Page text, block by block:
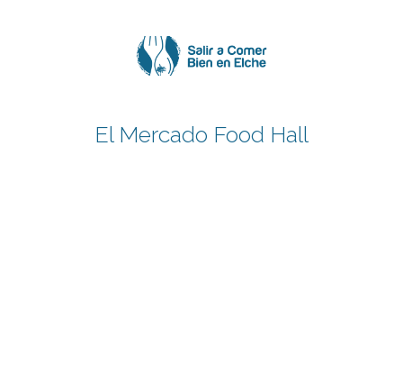
El Mercado Food Hall